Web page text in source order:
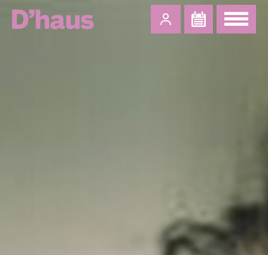
Zum Hauptinhalt springen Zum Footer springen